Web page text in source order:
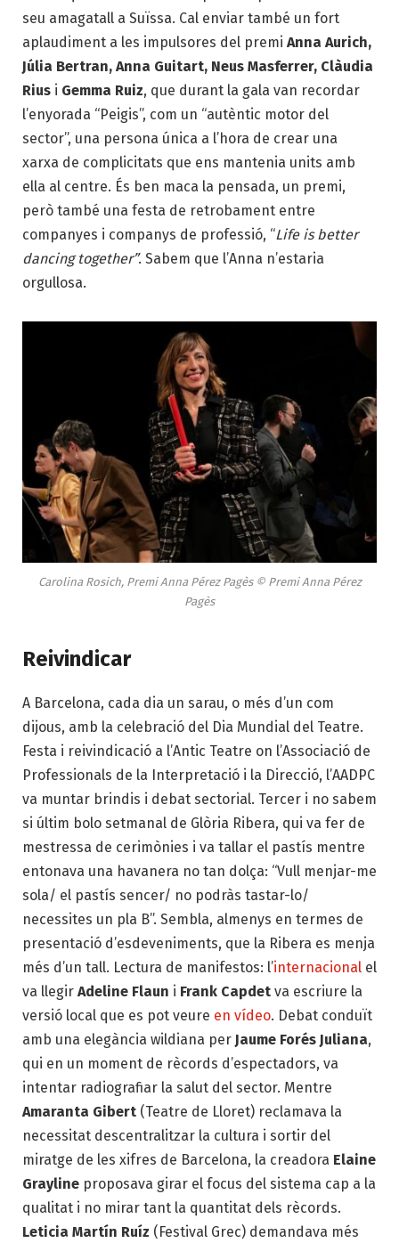
seu amagatall a Suïssa. Cal enviar també un fort
aplaudiment a les impulsores del premi Anna Aurich,
Júlia Bertran, Anna Guitart, Neus Masferrer, Clàudia
Rius i Gemma Ruiz, que durant la gala van recordar
l’enyorada “Peigis”, com un “autèntic motor del
sector”, una persona única a l’hora de crear una
xarxa de complicitats que ens mantenia units amb
ella al centre. És ben maca la pensada, un premi,
però també una festa de retrobament entre
companyes i companys de professió, “Life is better
dancing together”. Sabem que l’Anna n’estaria
orgullosa.
Carolina Rosich, Premi Anna Pérez Pagès © Premi Anna Pérez
Pagès
Reivindicar
A Barcelona, cada dia un sarau, o més d’un com
dijous, amb la celebració del Dia Mundial del Teatre.
Festa i reivindicació a l’Antic Teatre on l’Associació de
Professionals de la Interpretació i la Direcció, l’AADPC
va muntar brindis i debat sectorial. Tercer i no sabem
si últim bolo setmanal de Glòria Ribera, qui va fer de
mestressa de cerimònies i va tallar el pastís mentre
entonava una havanera no tan dolça: “Vull menjar-me
sola/ el pastís sencer/ no podràs tastar-lo/
necessites un pla B”. Sembla, almenys en termes de
presentació d’esdeveniments, que la Ribera es menja
més d’un tall. Lectura de manifestos: l’internacional el
va llegir Adeline Flaun i Frank Capdet va escriure la
versió local que es pot veure en vídeo. Debat conduït
amb una elegància wildiana per Jaume Forés Juliana,
qui en un moment de rècords d’espectadors, va
intentar radiografiar la salut del sector. Mentre
Amaranta Gibert (Teatre de Lloret) reclamava la
necessitat descentralitzar la cultura i sortir del
miratge de les xifres de Barcelona, la creadora Elaine
Grayline proposava girar el focus del sistema cap a la
qualitat i no mirar tant la quantitat dels rècords.
Leticia Martín Ruíz (Festival Grec) demandava més